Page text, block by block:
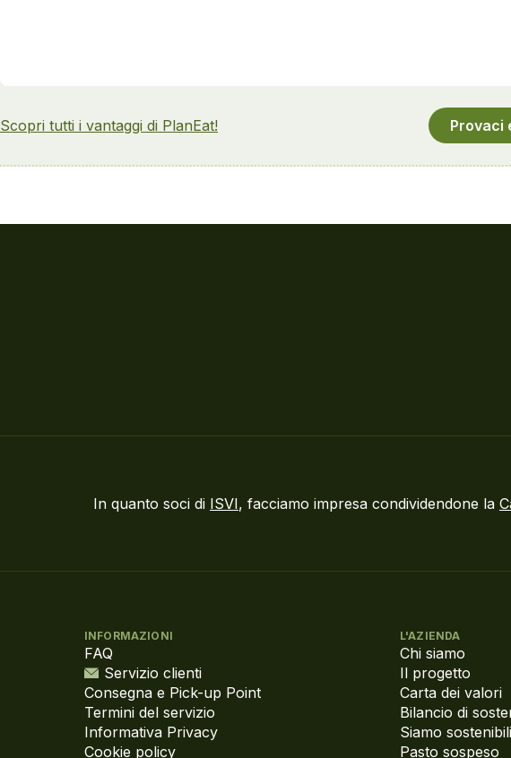
Scopri tutti i vantaggi di PlanEat! Provaci
In quanto soci di ISVI, facciamo impresa condividendone la
INFORMAZIONI
FAQ
Servizio clienti
Consegna e Pick-up Point
Termini del servizio
Informativa Privacy
Cookie policy
L'AZIENDA
Chi siamo
Il progetto
Carta dei valori
Bilancio di
Siamo
Pasto sospeso